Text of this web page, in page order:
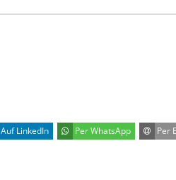
Auf LinkedIn Per WhatsApp Per